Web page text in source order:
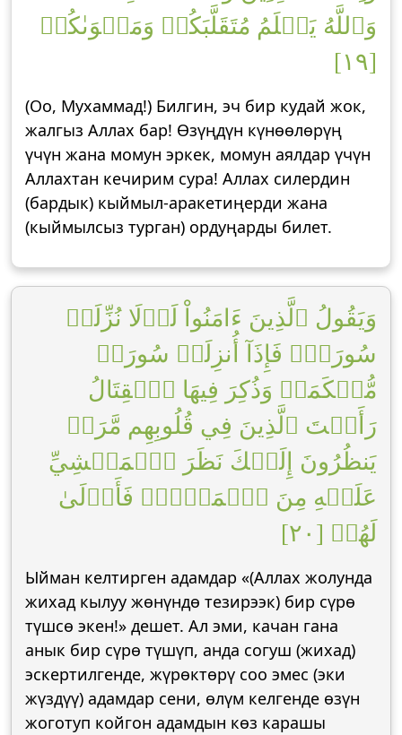
وَٱللَّهُ يَعۡلَمُ مُتَقَلَّبَكُمۡ وَمَثۡوَىٰكُمۡ
[١٩]
(Оо, Мухаммад!) Билгин, эч бир кудай жок,
жалгыз Аллах бар! Өзүңдүн күнөөлөрүң
үчүн жана момун эркек, момун аялдар үчүн
Аллахтан кечирим сура! Аллах силердин
(бардык) кыймыл-аракетиңерди жана
(кыймылсыз турган) ордуңарды билет.
وَيَقُولُ ٱلَّذِينَ ءَامَنُواْ لَوۡلَا نُزِّلَتۡ
سُورَةٞۖ فَإِذَآ أُنزِلَتۡ سُورَةٞ
مُّحۡكَمَةٞ وَذُكِرَ فِيهَا ٱلۡقِتَالُ
رَأَيۡتَ ٱلَّذِينَ فِي قُلُوبِهِم مَّرَضٞ
يَنظُرُونَ إِلَيۡكَ نَظَرَ ٱلۡمَغۡشِيِّ
عَلَيۡهِ مِنَ ٱلۡمَوۡتِۖ فَأَوۡلَىٰ
لَهُمۡ [٢٠]
Ыйман келтирген адамдар «(Аллах жолунда
жихад кылуу жөнүндө тезирээк) бир сүрө
түшсө экен!» дешет. Ал эми, качан гана
анык бир сүрө түшүп, анда согуш (жихад)
эскертилгенде, жүрөктөрү соо эмес (эки
жүздүү) адамдар сени, өлүм келгенде өзүн
жоготуп койгон адамдын көз карашы